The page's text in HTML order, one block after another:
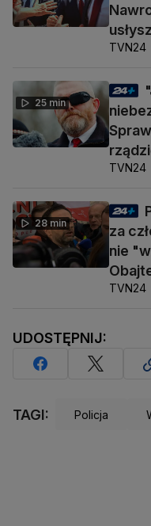
TVN24
25 min
TVN24
28 min
za
nie
TVN24
UDOSTĘPNIJ:
TAGI: Policja